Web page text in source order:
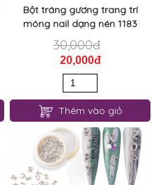
Bột tráng gương trang trí
móng nail dạng nén 1183
30,000đ
20,000đ
Thêm vào giỏ